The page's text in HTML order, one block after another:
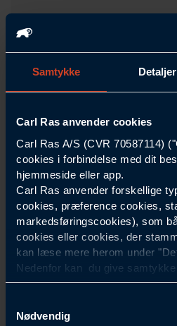
Samtykke Detaljer
Carl Ras anvender cookies
Carl Ras A/S (CVR 70587114)
cookies i forbindelse med dit
hjemmeside eller app.
Carl Ras anvender forskellige
cookies, præference cookies,
markedsføringscookies), som
cookies eller cookies, der
kan læse mere herom under
Nedenfor kan du give
cookies, som ikke er
der kan placeres cookies, og at
Nødvendig
SVALK
Støttehjul drejelig Ø97,5mm m/
Huldiameter mm
Belastning kg
Type
Pris ekskl. moms